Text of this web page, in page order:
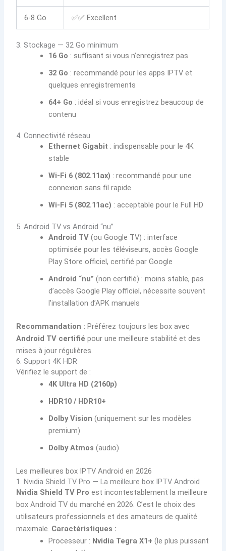
6-8 Go ✅✅ Excellent
3. Stockage — 32 Go minimum
16 Go : suffisant si vous n’enregistrez pas
32 Go : recommandé pour les apps IPTV et
quelques enregistrements
64+ Go : idéal si vous enregistrez beaucoup de
contenu
4. Connectivité réseau
Ethernet Gigabit : indispensable pour le 4K
stable
Wi-Fi 6 (802.11ax) : recommandé pour une
connexion sans fil rapide
Wi-Fi 5 (802.11ac) : acceptable pour le Full HD
5. Android TV vs Android “nu”
Android TV (ou Google TV) : interface
optimisée pour les téléviseurs, accès Google
Play Store officiel, certifié par Google
Android “nu” (non certifié) : moins stable, pas
d’accès Google Play officiel, nécessite souvent
l’installation d’APK manuels
Recommandation : Préférez toujours les box avec
Android TV certifié pour une meilleure stabilité et des
mises à jour régulières.
6. Support 4K HDR
Vérifiez le support de :
4K Ultra HD (2160p)
HDR10 / HDR10+
Dolby Vision (uniquement sur les modèles
premium)
Dolby Atmos (audio)
Les meilleures box IPTV Android en 2026
1. Nvidia Shield TV Pro — La meilleure box IPTV Android
Nvidia Shield TV Pro est incontestablement la meilleure
box Android TV du marché en 2026. C’est le choix des
utilisateurs professionnels et des amateurs de qualité
maximale. Caractéristiques :
Processeur : Nvidia Tegra X1+ (le plus puissant